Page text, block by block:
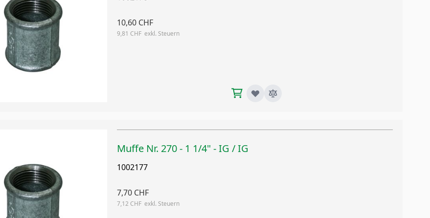
10,60 CHF
9,81 CHF
Muffe Nr. 270 - 1 1/4" - IG / IG
1002177
7,70 CHF
7,12 CHF